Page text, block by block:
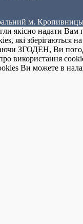
м.
якісно надати Вам
які зберігаються
ЗГОДЕН, Ви
використання
Ви можете в